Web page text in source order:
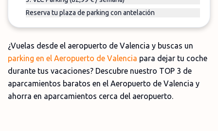
Reserva tu plaza de parking con antelación
¿Vuelas desde el aeropuerto de Valencia y buscas un
parking en el Aeropuerto de Valencia para dejar tu coche
durante tus vacaciones? Descubre nuestro TOP 3 de
aparcamientos baratos en el Aeropuerto de Valencia y
ahorra en aparcamientos cerca del aeropuerto.